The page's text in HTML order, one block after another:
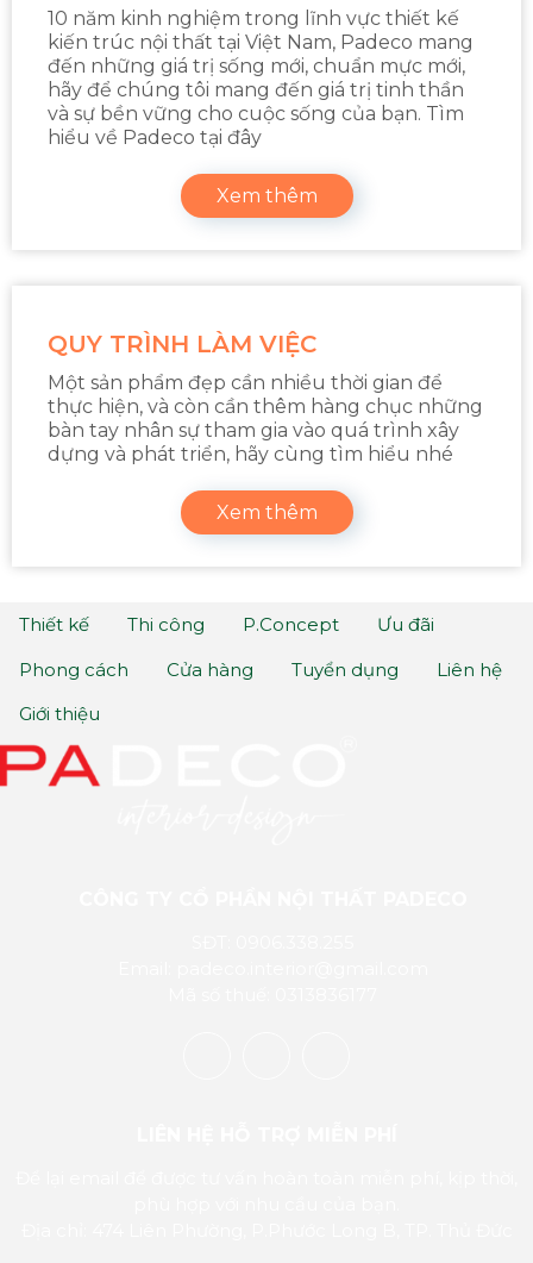
10 năm kinh nghiệm trong lĩnh vực thiết kế
kiến trúc nội thất tại Việt Nam, Padeco mang
đến những giá trị sống mới, chuẩn mực mới,
hãy để chúng tôi mang đến giá trị tinh thần
và sự bền vững cho cuộc sống của bạn. Tìm
hiểu về Padeco tại đây
Xem thêm
QUY TRÌNH LÀM VIỆC
Một sản phẩm đẹp cần nhiều thời gian để
thực hiện, và còn cần thêm hàng chục những
bàn tay nhân sự tham gia vào quá trình xây
dựng và phát triển, hãy cùng tìm hiểu nhé
Xem thêm
Thiết kế Thi công P.Concept
Ưu đãi
Phong cách
Cửa hàng Tuyển dụng
Liên hệ
Giới thiệu